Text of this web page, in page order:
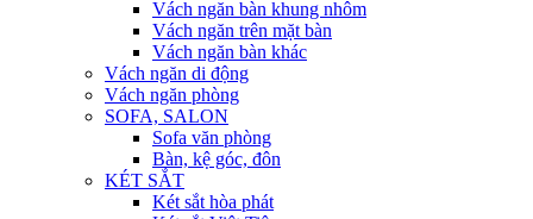
Vách ngăn bàn khung nhôm
Vách ngăn trên mặt bàn
Vách ngăn bàn khác
Vách ngăn di động
Vách ngăn phòng
SOFA, SALON
Sofa văn phòng
Bàn, kệ góc, đôn
KÉT SẮT
Két sắt hòa phát